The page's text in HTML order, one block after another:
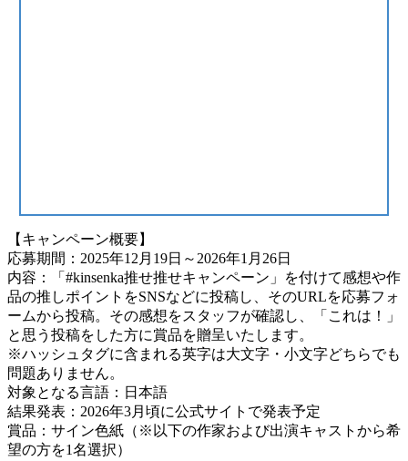
【キャンペーン概要】
応募期間：2025年12月19日～2026年1月26日
内容：「#kinsenka推せ推せキャンペーン」を付けて感想や作
品の推しポイントをSNSなどに投稿し、そのURLを応募フォ
ームから投稿。その感想をスタッフが確認し、「これは！」
と思う投稿をした方に賞品を贈呈いたします。
※ハッシュタグに含まれる英字は大文字・小文字どちらでも
問題ありません。
対象となる言語：日本語
結果発表：2026年3月頃に公式サイトで発表予定
賞品：サイン色紙（※以下の作家および出演キャストから希
望の方を1名選択）